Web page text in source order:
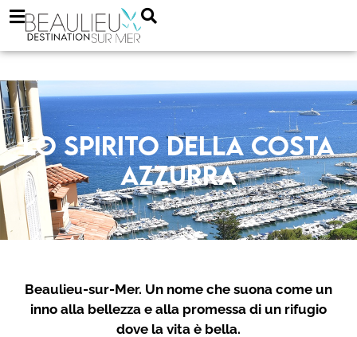
Lo spirito della Costa
Azzurra
Beaulieu-sur-Mer. Un nome che suona come un
inno alla bellezza e alla promessa di un rifugio
dove la vita è bella.